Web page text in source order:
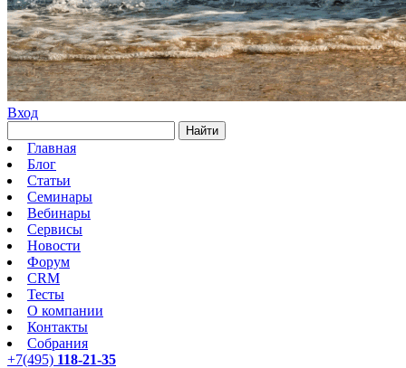
Вход
Найти
Главная
Блог
Статьи
Семинары
Вебинары
Сервисы
Новости
Форум
CRM
Тесты
О компании
Контакты
Собрания
+7(495) 118-21-35